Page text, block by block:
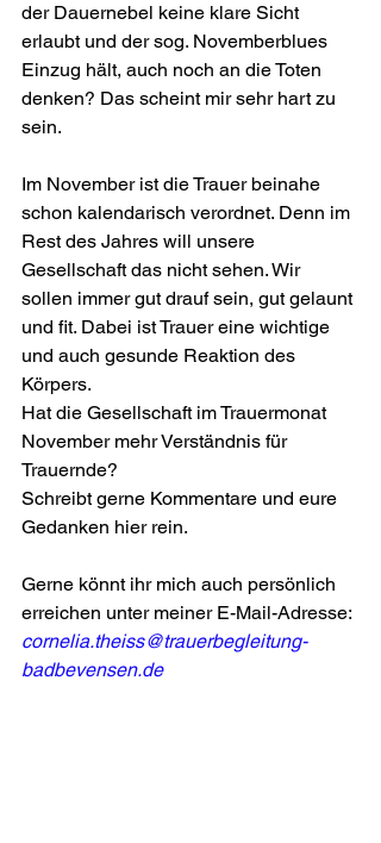
der Dauernebel keine klare Sicht
erlaubt und der sog. Novemberblues
Einzug hält, auch noch an die Toten
denken? Das scheint mir sehr hart zu
sein.
Im November ist die Trauer beinahe
schon kalendarisch verordnet. Denn im
Rest des Jahres will unsere
Gesellschaft das nicht sehen. Wir
sollen immer gut drauf sein, gut gelaunt
und fit. Dabei ist Trauer eine wichtige
und auch gesunde Reaktion des
Körpers.
Hat die Gesellschaft im Trauermonat
November mehr Verständnis für
Trauernde?
Schreibt gerne Kommentare und eure
Gedanken hier rein.
Gerne könnt ihr mich auch persönlich
erreichen unter meiner E-Mail-Adresse:
cornelia.theiss@trauerbegleitung-
badbevensen.de